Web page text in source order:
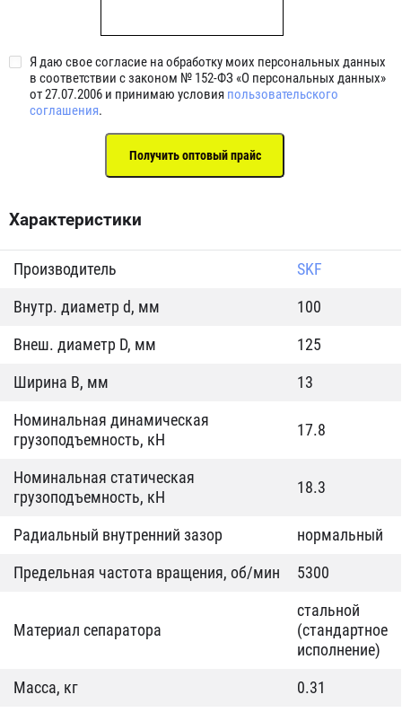
Я даю свое согласие на обработку моих персональных данных
в соответствии с законом № 152-ФЗ «О персональных данных»
от 27.07.2006 и принимаю условия пользовательского
соглашения.
Характеристики
Производитель
SKF
Внутр. диаметр d, мм
100
Внеш. диаметр D, мм
125
Ширина B, мм
13
Номинальная динамическая
грузоподъемность, кН
17.8
Номинальная статическая
грузоподъемность, кН
18.3
Радиальный внутренний зазор
нормальный
Предельная частота вращения, об/мин
5300
Материал сепаратора
стальной
(стандартное
исполнение)
Масса, кг
0.31